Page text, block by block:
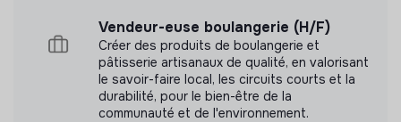
Vendeur-euse boulangerie (H/F)
Créer des produits de boulangerie et
pâtisserie artisanaux de qualité, en valorisant
le savoir-faire local, les circuits courts et la
durabilité, pour le bien-être de la
communauté et de l'environnement.